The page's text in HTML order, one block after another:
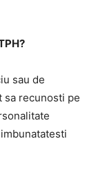
sau de
sa recunosti pe